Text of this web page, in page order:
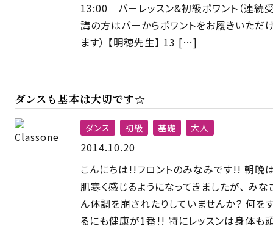
13:00 バーレッスン&初級ポワント（連続
講の方はバーからポワントをお履きいただ
ます） 【明穂先生】 13 […]
ダンスも基本は大切です☆
ダンス 初級 基礎 大人
2014.10.20
こんにちは!!フロントのみなみです!! 朝晩
肌寒く感じるようになってきましたが、 みな
ん体調を崩されたりしていませんか？ 何を
るにも健康が1番!! 特にレッスンは身体も